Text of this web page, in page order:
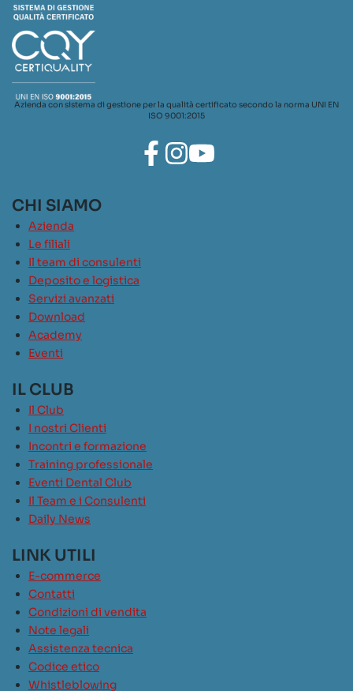
Azienda con sistema di gestione per la qualità certificato secondo la norma UNI EN
ISO 9001:2015
CHI SIAMO
Azienda
Le filiali
Il team di consulenti
Deposito e logistica
Servizi avanzati
Download
Academy
Eventi
IL CLUB
Il Club
I nostri Clienti
Incontri e formazione
Training professionale
Eventi Dental Club
Il Team e i Consulenti
Daily News
LINK UTILI
E-commerce
Contatti
Condizioni di vendita
Note legali
Assistenza tecnica
Codice etico
Whistleblowing